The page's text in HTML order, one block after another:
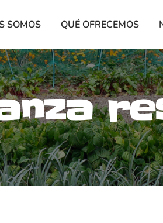
SOMOS QUÉ OFRECEMOS